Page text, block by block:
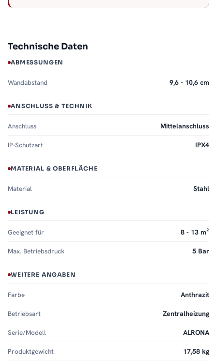
Technische Daten
ABMESSUNGEN
Wandabstand 9,6 - 10,6 cm
ANSCHLUSS & TECHNIK
Anschluss Mittelanschluss
IP-Schutzart IPX4
MATERIAL & OBERFLÄCHE
Material Stahl
LEISTUNG
Geeignet für 8 - 13 m²
Max. Betriebsdruck 5 Bar
WEITERE ANGABEN
Farbe Anthrazit
Betriebsart Zentralheizung
Serie/Modell ALRONA
Produktgewicht 17,58 kg